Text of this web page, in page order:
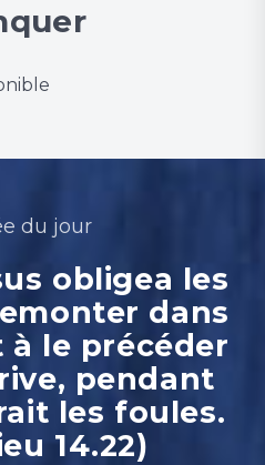
du jour
obligea les
dans
à le précéder
pendant
les foules.
14.22)